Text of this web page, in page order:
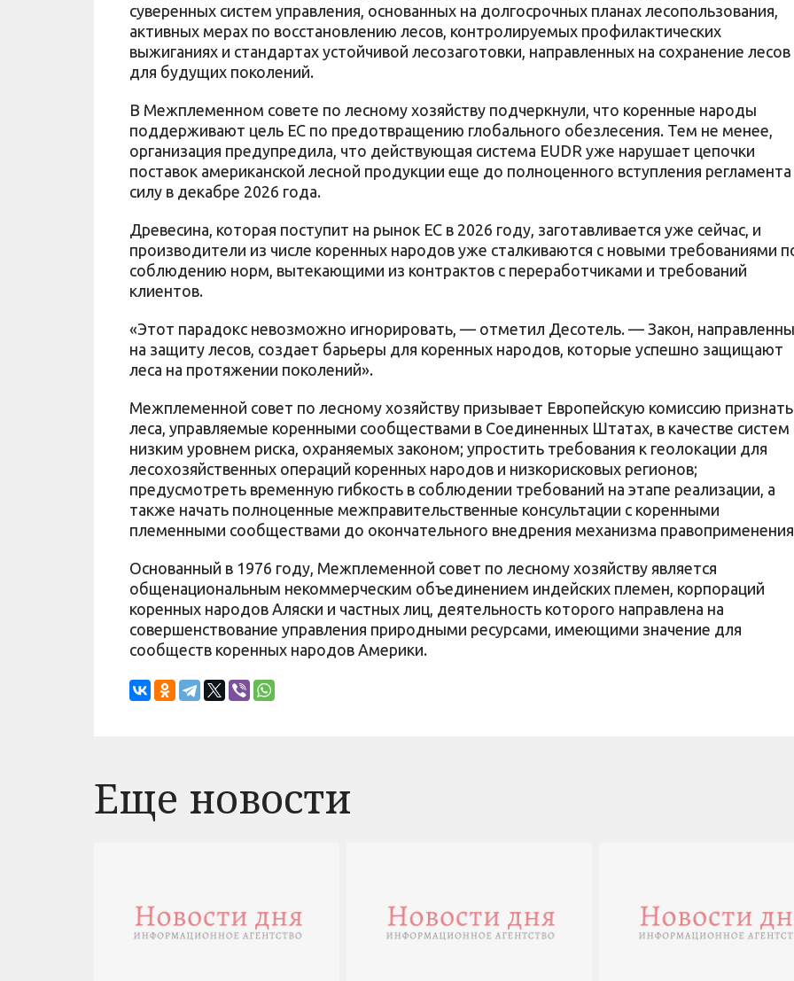
суверенных систем управления, основанных на долгосрочных планах лесопользования,
активных мерах по восстановлению лесов, контролируемых профилактических
выжиганиях и стандартах устойчивой лесозаготовки, направленных на сохранение лесов
для будущих поколений.
В Межплеменном совете по лесному хозяйству подчеркнули, что коренные народы
поддерживают цель ЕС по предотвращению глобального обезлесения. Тем не менее,
организация предупредила, что действующая система EUDR уже нарушает цепочки
поставок американской лесной продукции еще до полноценного вступления регламента
силу в декабре 2026 года.
Древесина, которая поступит на рынок ЕС в 2026 году, заготавливается уже сейчас, и
производители из числе коренных народов уже сталкиваются с новыми требованиями
соблюдению норм, вытекающими из контрактов с переработчиками и требований
клиентов.
«Этот парадокс невозможно игнорировать, — отметил Десотель. — Закон,
на защиту лесов, создает барьеры для коренных народов, которые успешно защищают
леса на протяжении поколений».
Межплеменной совет по лесному хозяйству призывает Европейскую комиссию признать
леса, управляемые коренными сообществами в Соединенных Штатах, в качестве систем
низким уровнем риска, охраняемых законом; упростить требования к геолокации для
лесохозяйственных операций коренных народов и низкорисковых регионов;
предусмотреть временную гибкость в соблюдении требований на этапе реализации, а
также начать полноценные межправительственные консультации с коренными
племенными сообществами до окончательного внедрения механизма
Основанный в 1976 году, Межплеменной совет по лесному хозяйству является
общенациональным некоммерческим объединением индейских племен, корпораций
коренных народов Аляски и частных лиц, деятельность которого направлена на
совершенствование управления природными ресурсами, имеющими значение для
сообществ коренных народов Америки.
Еще новости